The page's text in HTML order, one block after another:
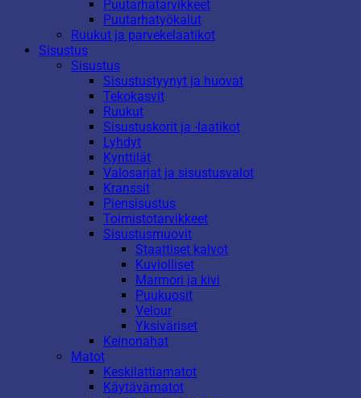
Puutarhatarvikkeet
Puutarhatyökalut
Ruukut ja parvekelaatikot
Sisustus
Sisustus
Sisustustyynyt ja huovat
Tekokasvit
Ruukut
Sisustuskorit ja -laatikot
Lyhdyt
Kynttilät
Valosarjat ja sisustusvalot
Kranssit
Piensisustus
Toimistotarvikkeet
Sisustusmuovit
Staattiset kalvot
Kuviolliset
Marmori ja kivi
Puukuosit
Velour
Yksiväriset
Keinonahat
Matot
Keskilattiamatot
Käytävämatot